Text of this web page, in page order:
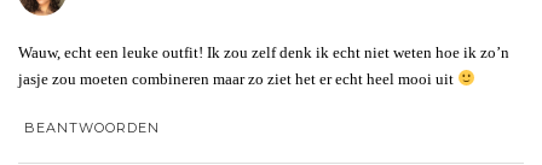
Wauw, echt een leuke outfit! Ik zou zelf denk ik echt niet weten hoe ik zo’n
jasje zou moeten combineren maar zo ziet het er echt heel mooi uit
BEANTWOORDEN